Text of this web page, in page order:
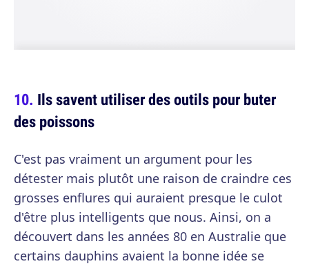
Ils savent utiliser des outils pour buter
des poissons
C'est pas vraiment un argument pour les
détester mais plutôt une raison de craindre ces
grosses enflures qui auraient presque le culot
d'être plus intelligents que nous. Ainsi, on a
découvert dans les années 80 en Australie que
certains dauphins avaient la bonne idée se